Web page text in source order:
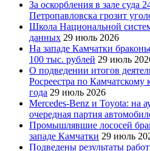
За оскорбления в зале суда
Петропавловска грозит
Школа Национальной
данных 29 июль 2026
На западе Камчатки
100 тыс. рублей 29 июль
О подведении итогов
Росреестра по Камчатскому
года 29 июль 2026
Mercedes-Benz и Toyota: на
очередная партия
Промышлявшие лососей
западе Камчатки 29 июль
Подведены результаты